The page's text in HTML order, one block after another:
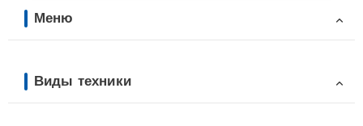
Меню
Виды техники